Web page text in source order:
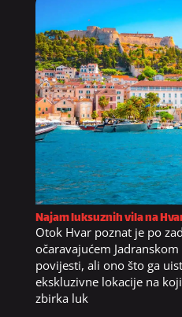
Najam luksuznih vila na
Otok Hvar poznat je po
očaravajućem
povijesti, ali ono što ga
ekskluzivne lokacije na
zbirka luk